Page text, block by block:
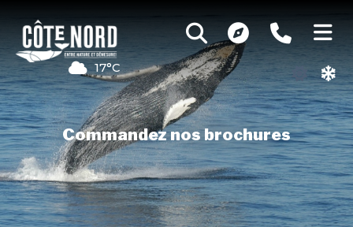
17°C
Commandez nos brochures